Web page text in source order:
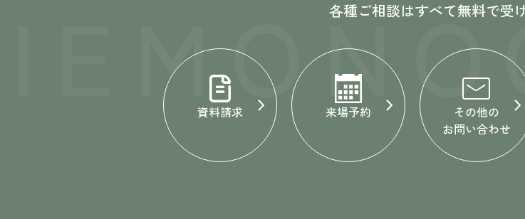
各種ご相談はすべて無料で受
資料請求 来場予約
その他の
お問い合わせ